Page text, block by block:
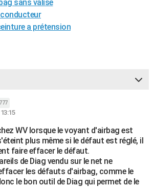
sans valise
a prétension
777
WV lorsque le voyant d'airbag est
plus même si le défaut est réglé, il
faire effacer le défaut.
de Diag vendu sur le net ne
les défauts d'airbag, comme le
le bon outil de Diag qui permet de le